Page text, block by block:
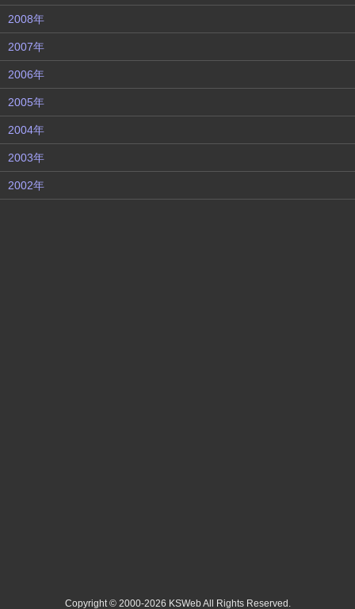
2008年
2007年
2006年
2005年
2004年
2003年
2002年
Copyright © 2000-2026 KSWeb All Rights Reserved.